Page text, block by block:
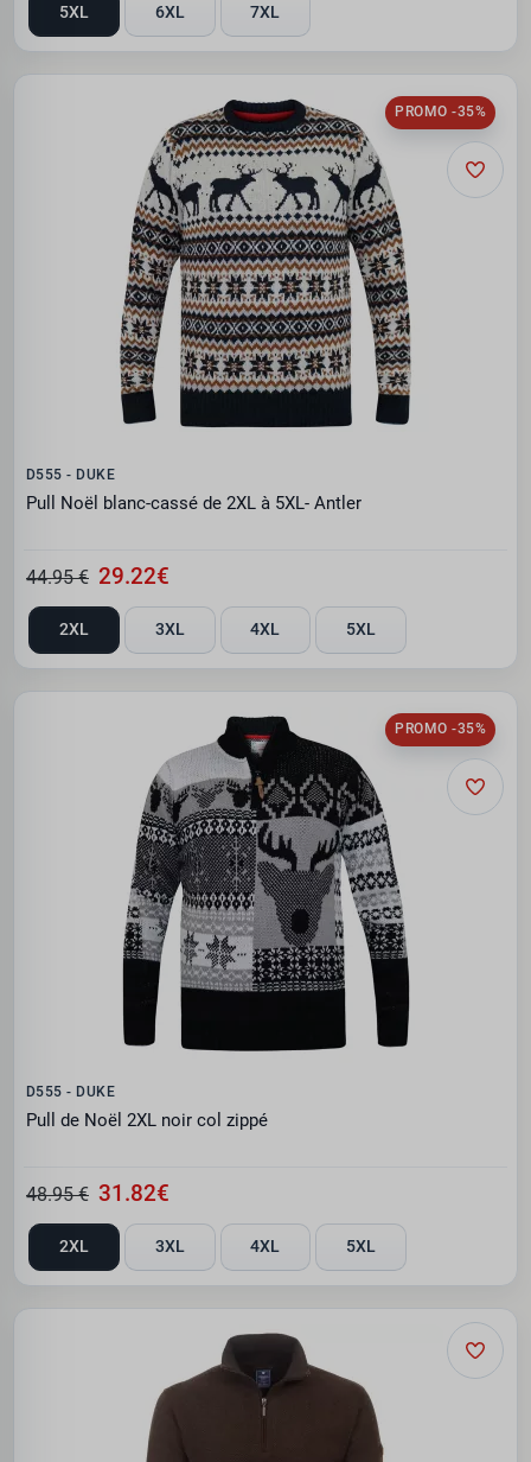
5XL 6XL 7XL
PROMO -35%
D555 - DUKE
Pull Noël blanc-cassé de 2XL à 5XL- Antler
44.95 € 29.22€
2XL 3XL 4XL 5XL
PROMO -35%
D555 - DUKE
Pull de Noël 2XL noir col zippé
48.95 € 31.82€
2XL 3XL 4XL 5XL